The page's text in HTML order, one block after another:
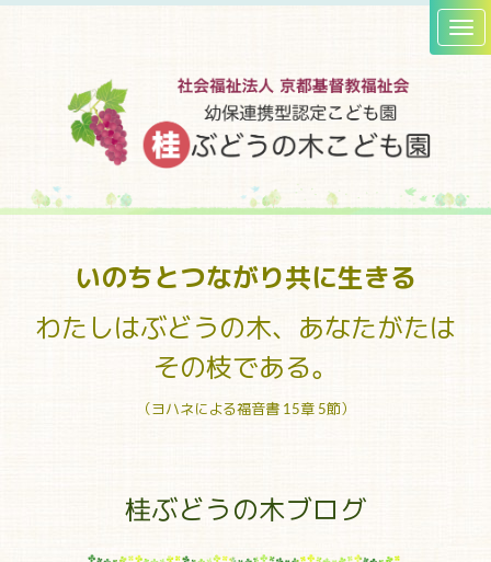
いのちとつながり共に生きる
わたしはぶどうの木、あなたがたは
その枝である。
（ヨハネによる福音書 15章 5節）
桂ぶどうの木ブログ